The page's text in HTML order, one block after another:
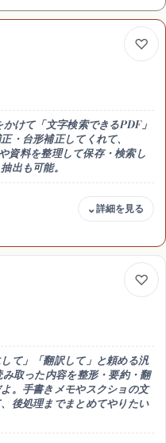
スト化が使える。追加料金な
けて「文字検索できるPDF」
・台形補正してくれて、
資料を整理して保存・検索し
出も可能。
な編集はAcrobat等の有料連携
利
て」「翻訳して」と頼める汎
取った内容を整形・要約・翻
。手書きメモやスクショの文
後処理までまとめてやりたい